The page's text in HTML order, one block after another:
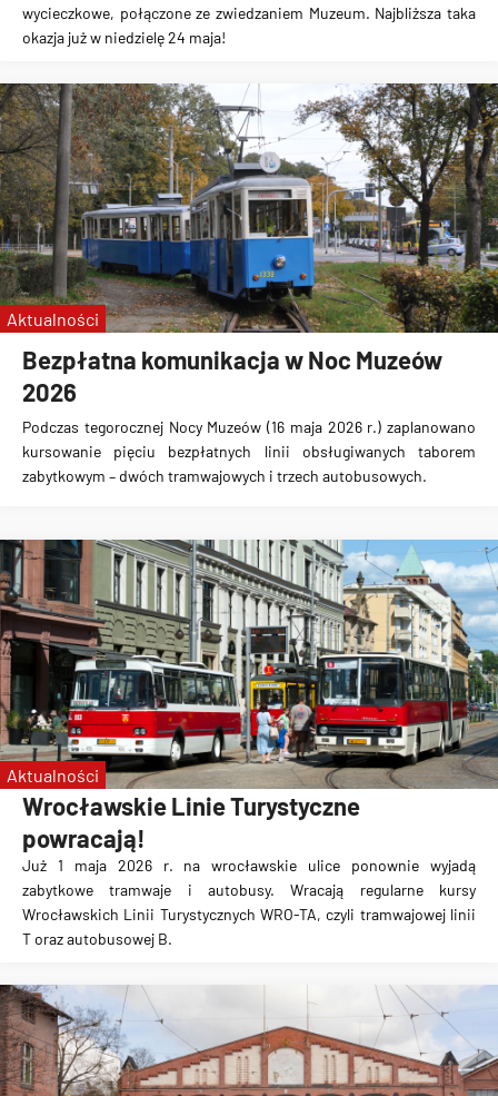
wycieczkowe, połączone ze zwiedzaniem Muzeum. Najbliższa taka
okazja już w niedzielę 24 maja!
Bezpłatna komunikacja w Noc Muzeów
2026
Podczas tegorocznej Nocy Muzeów (16 maja 2026 r.) zaplanowano
kursowanie pięciu bezpłatnych linii obsługiwanych taborem
zabytkowym – dwóch tramwajowych i trzech autobusowych.
Aktualności
Wrocławskie Linie Turystyczne
powracają!
Już 1 maja 2026 r. na wrocławskie ulice ponownie wyjadą
zabytkowe tramwaje i autobusy. Wracają regularne kursy
Wrocławskich Linii Turystycznych WRO-TA, czyli tramwajowej linii
T oraz autobusowej B.
Aktualności